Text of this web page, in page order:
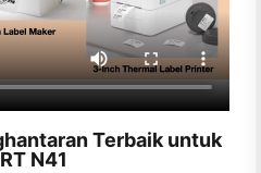
Terbaik untuk
N41